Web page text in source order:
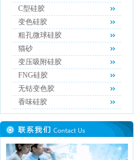
C型硅胶
变色硅胶
粗孔微球硅胶
猫砂
变压吸附硅胶
FNG硅胶
无钴变色胶
香味硅胶